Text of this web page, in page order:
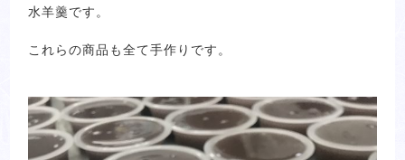
水羊羹です。
これらの商品も全て手作りです。